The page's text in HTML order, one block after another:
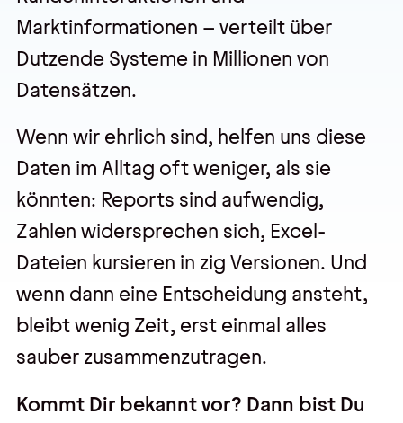
Marktinformationen – verteilt über
Dutzende Systeme in Millionen von
Datensätzen.
Wenn wir ehrlich sind, helfen uns diese
Daten im Alltag oft weniger, als sie
könnten: Reports sind aufwendig,
Zahlen widersprechen sich, Excel-
Dateien kursieren in zig Versionen. Und
wenn dann eine Entscheidung ansteht,
bleibt wenig Zeit, erst einmal alles
sauber zusammenzutragen.
Kommt Dir bekannt vor? Dann bist Du
Trainings
Webseminare
Über uns
Wir sind pmOne
Partner & Technologie
Jobs & Karriere
Kontakt